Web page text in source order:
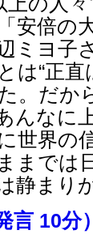
安倍の
ミヨ子
は“正
。だか
んなに
世界の
までは
静まり
言 10分